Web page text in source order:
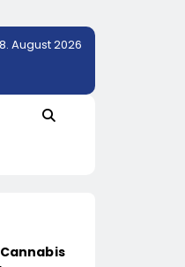
8. August 2026
Cannabis